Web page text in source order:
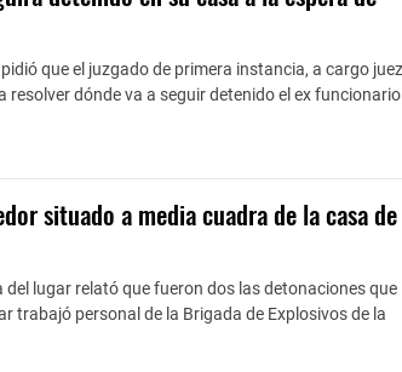
que el juzgado de primera instancia, a cargo juez
resolver dónde va a seguir detenido el ex
situado a media cuadra de la casa de
del lugar relató que fueron dos las detonaciones que
trabajó personal de la Brigada de Explosivos de la